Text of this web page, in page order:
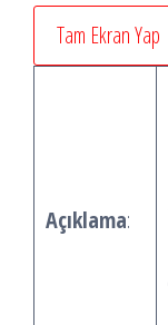
Tam Ekran Yap
Açıklama: